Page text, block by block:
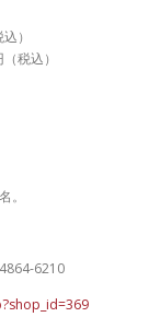
）
税込）
。
6210